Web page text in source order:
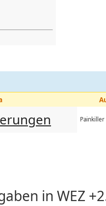
Painkiller
in WEZ